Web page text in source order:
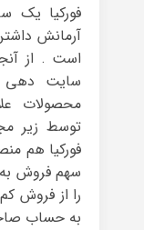
فورکیا یک
آرمانش
است . از
سایت دهی
محصولات
توسط زیر
به حساب